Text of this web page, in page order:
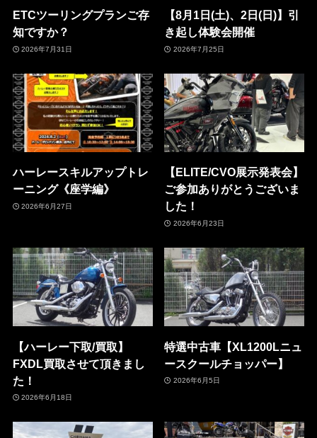
ETCツーリングプランご存
知ですか？
2026年7月31日
【8月1日(土)、2日(日)】引
き起し体験会開催
2026年7月25日
ハーレースキルアップトレ
ーニング《座学編》
2026年6月27日
【ELITE/CVO展示発表会】
ご参加ありがとうございま
した！
2026年6月23日
【ハーレー下取/買取】
FXDL買取させて頂きまし
た！
2026年6月18日
特選中古車【XL1200Lニュ
ースクールチョッパー】
2026年6月5日